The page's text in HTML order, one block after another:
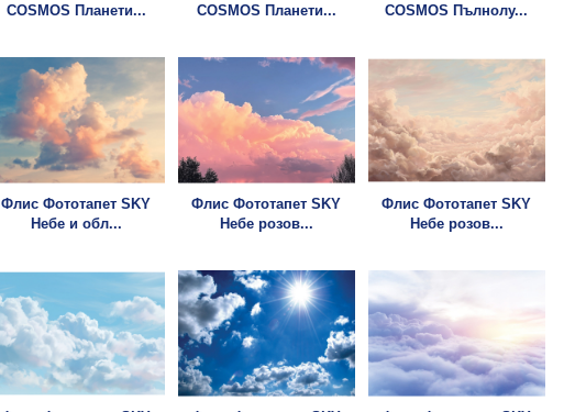
COSMOS Планети...
COSMOS Планети...
COSMOS Пълнолу...
Флис Фототапет SKY
Небе и обл...
Флис Фототапет SKY
Небе розов...
Флис Фототапет SKY
Небе розов...